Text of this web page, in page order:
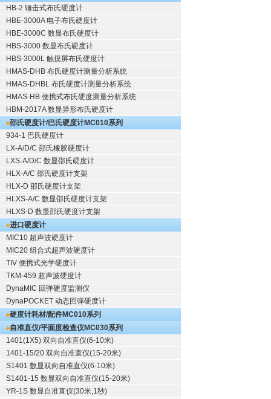
HB-2 锤击式布氏硬度计
HBE-3000A 电子布氏硬度计
HBE-3000C 数显布氏硬度计
HBS-3000 数显布氏硬度计
HBS-3000L 触摸屏布氏硬度计
HMAS-DHB 布氏硬度计测量分析系统
HMAS-DHBL 布氏硬度计测量分析系统
HMAS-HB 便携式布氏硬度测量分析系统
HBM-2017A 数显异形布氏硬度计
邵氏硬度计/巴氏硬度计MC010系列
934-1 巴氏硬度计
LX-A/D/C 邵氏橡胶硬度计
LXS-A/D/C 数显邵氏硬度计
HLX-A/C 邵氏硬度计支架
HLX-D 邵氏硬度计支架
HLXS-A/C 数显邵氏硬度计支架
HLXS-D 数显邵氏硬度计支架
进口硬度计
MIC10 超声波硬度计
MIC20 组合式超声波硬度计
TIV 便携式光学硬度计
TKM-459 超声波硬度计
DynaMIC 回弹硬度监测仪
DynaPOCKET 动态回弹硬度计
硬度计耗材/配件MC010系列
自准直仪/平面度检查仪MC030系列
1401(1X5) 双向自准直仪(6-10米)
1401-15/20 双向自准直仪(15-20米)
S1401 数显双向自准直仪(6-10米)
S1401-15 数显双向自准直仪(15-20米)
YR-1S 数显自准直仪(30米,1秒)